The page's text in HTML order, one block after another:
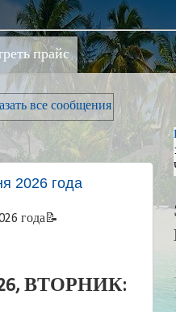
прайс
все сообщения
2026 года
года📝
ВТОРНИК: